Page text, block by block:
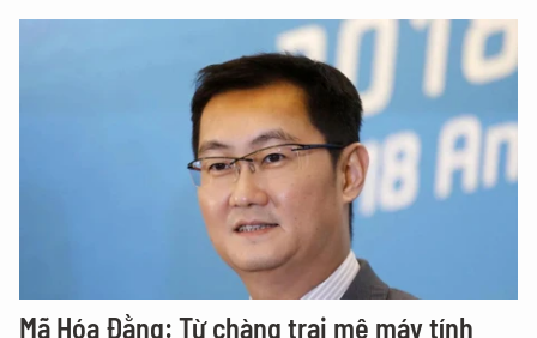
Mã Hóa Đằng: Từ chàng trai mê máy tính